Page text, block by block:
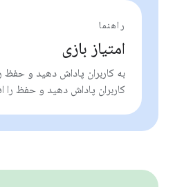
راهنما
امتیاز بازی
به کاربران پاداش دهید و حفظ
کاربران پاداش دهید و حفظ را